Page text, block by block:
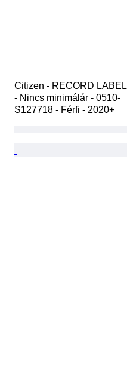
Citizen - RECORD LABEL
- Nincs minimálár - 0510-
S127718 - Férfi - 2020+